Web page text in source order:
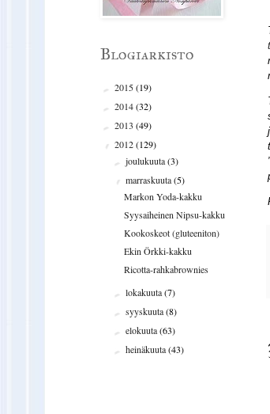
Blogiarkisto
► 2015(19)
► 2014(32)
► 2013 (49)
▼ 2012(129)
►joulukuuta(3)
▼marraskuuta(5)
Markon Yoda-kakku
Syysaiheinen Nipsu-kakku
Kookoskeot (gluteeniton)
Ekin Örkki-kakku
Ricotta-rahkabrownies
►lokakuuta(7)
►syyskuuta(8)
►elokuuta(63)
►heinäkuuta(43)